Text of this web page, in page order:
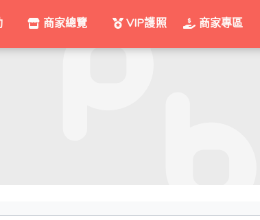
商家總覽 VIP護照 商家專區